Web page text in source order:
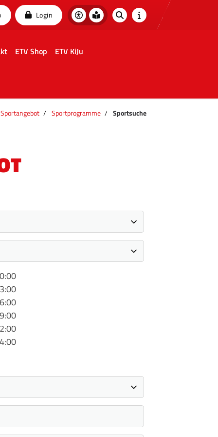
Login
ETV Shop ETV KiJu
Sportangebot Sportprogramme Sportsuche